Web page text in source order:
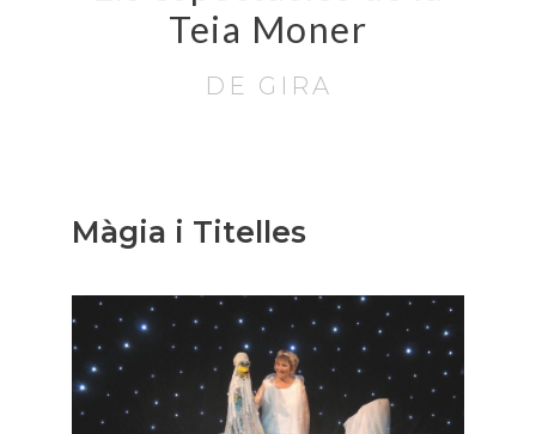
Teia Moner
DE GIRA
Màgia i Titelles